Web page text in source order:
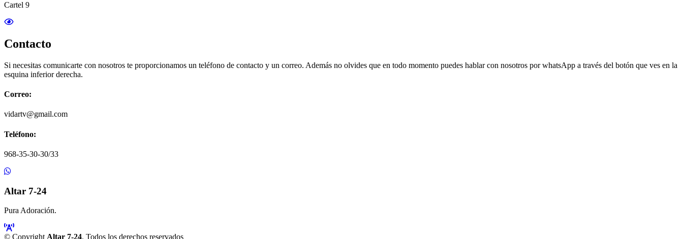
Cartel 9
Contacto
Si necesitas comunicarte con nosotros te proporcionamos un teléfono de contacto y un correo. Además no olvides que en todo momento puedes hablar con nosotros por whatsApp a través del botón que ves en la
esquina inferior derecha.
Correo:
vidartv@gmail.com
Teléfono:
968-35-30-30/33
Altar 7-24
Pura Adoración.
© Copyright Altar 7-24. Todos los derechos reservados